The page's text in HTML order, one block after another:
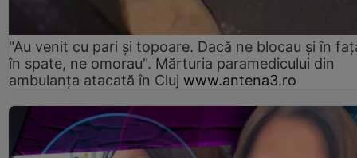
"Au venit cu pari și topoare. Dacă ne blocau şi în
în spate, ne omorau". Mărturia paramedicului din
ambulanţa atacată în Cluj www.antena3.ro